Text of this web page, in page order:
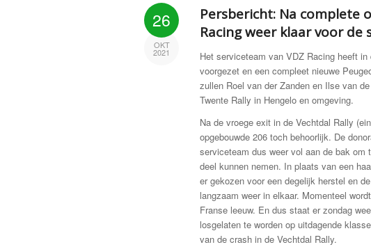
26
OKT
2021
Persbericht: Na complete
Racing weer klaar voor de
Het serviceteam van VDZ Racing heeft
voorgezet en een compleet nieuwe
zullen Roel van der Zanden en Ilse van
Twente Rally in Hengelo en omgeving.
Na de vroege exit in de Vechtdal Rally
opgebouwde 206 toch behoorlijk. De
serviceteam dus weer vol aan de bak om
deel kunnen nemen. In plaats van een
er gekozen voor een degelijk herstel en
langzaam weer in elkaar. Momenteel
Franse leeuw. En dus staat er zondag
losgelaten te worden op uitdagende
van de crash in de Vechtdal Rally.